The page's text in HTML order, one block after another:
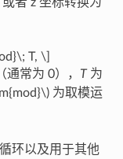
者 z 坐标转换为
T, \]
常为 0）， T为
为取模运
环以及用于其他